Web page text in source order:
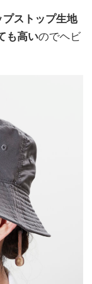
ストップ生地
も高いのでヘビ